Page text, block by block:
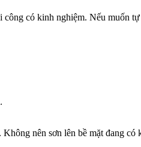
có kinh nghiệm. Nếu muốn
nên sơn lên bề mặt đang